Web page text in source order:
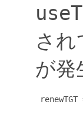
さ
が発